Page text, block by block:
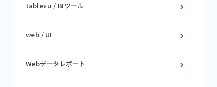
tableau / BIツール
web / UI
Webデータレポート